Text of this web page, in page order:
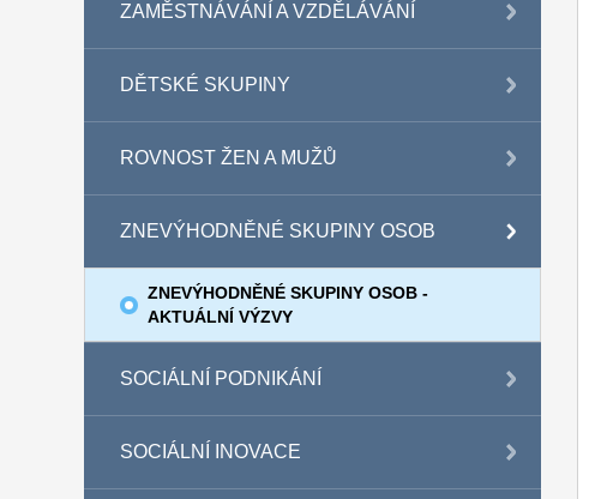
ZAMĚSTNÁVÁNÍ A VZDĚLÁVÁNÍ
DĚTSKÉ SKUPINY
ROVNOST ŽEN A MUŽŮ
ZNEVÝHODNĚNÉ SKUPINY OSOB
ZNEVÝHODNĚNÉ SKUPINY OSOB -
AKTUÁLNÍ VÝZVY
SOCIÁLNÍ PODNIKÁNÍ
SOCIÁLNÍ INOVACE